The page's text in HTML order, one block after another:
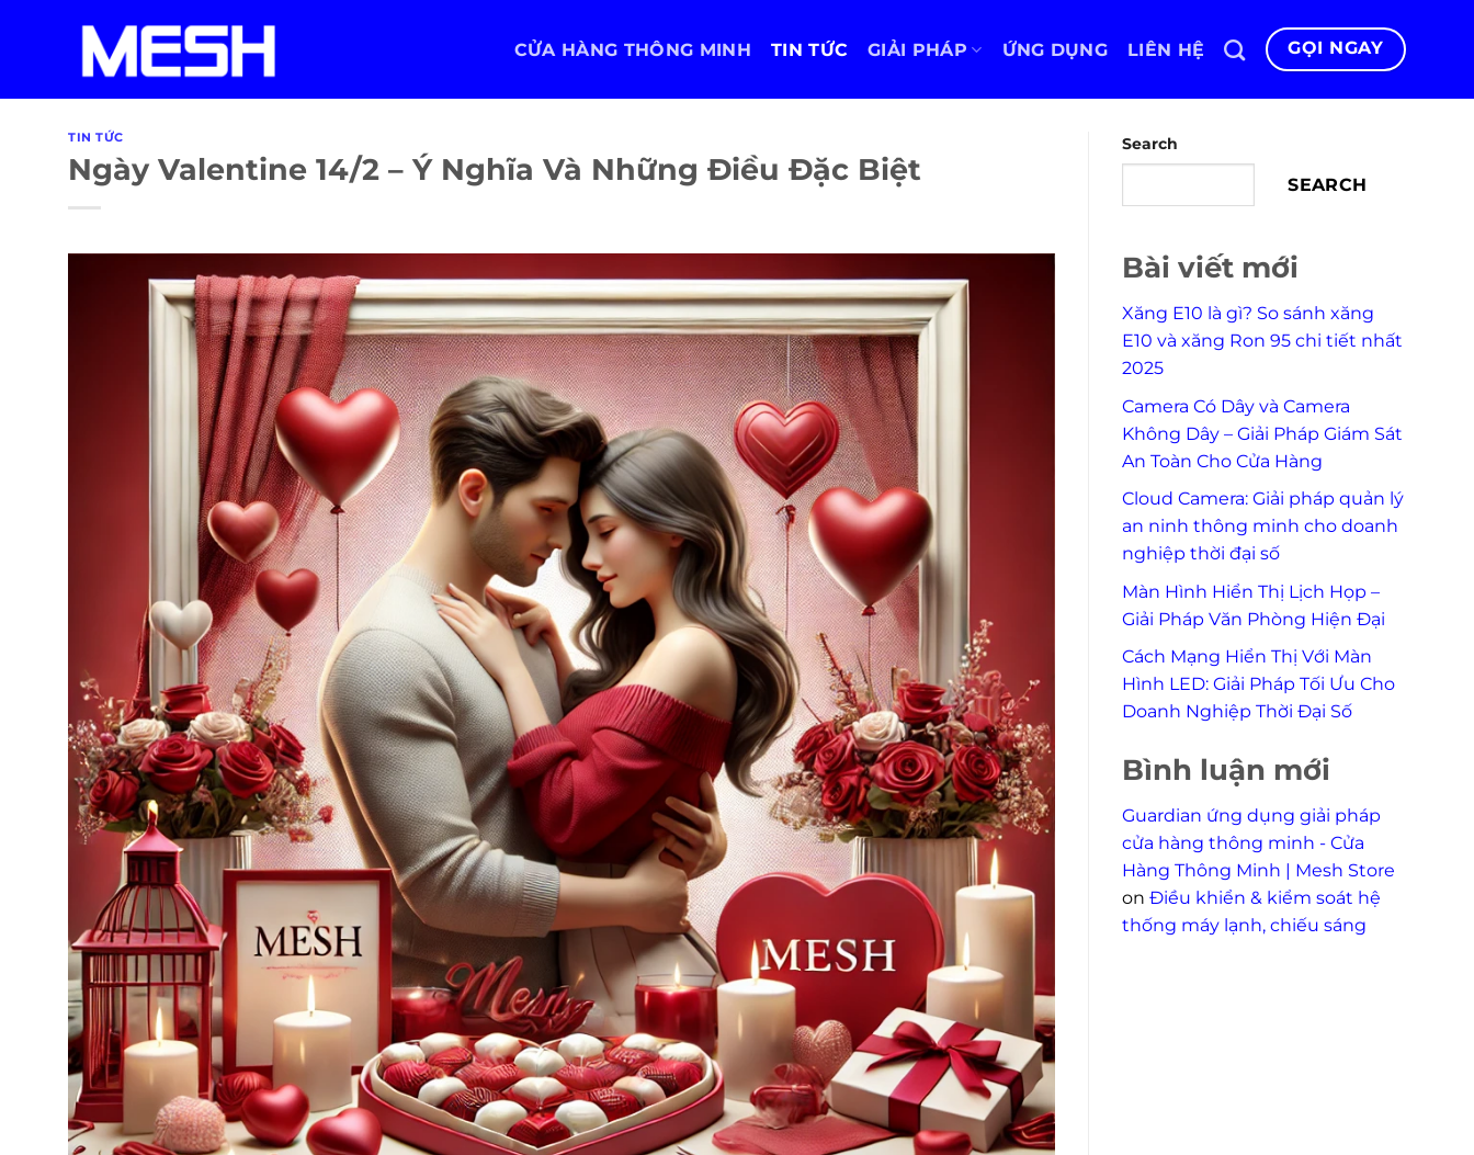
CỬA HÀNG THÔNG MINH TIN TỨC GIẢI PHÁP ỨNG DỤNG LIÊN HỆ GỌI NGAY
TIN TỨC
Ngày Valentine 14/2 – Ý Nghĩa Và Những Điều Đặc Biệt
Search
SEARCH
Bài viết mới
Xăng E10 là gì? So sánh xăng
E10 và xăng Ron 95 chi tiết nhất
2025
Camera Có Dây và Camera
Không Dây – Giải Pháp Giám Sát
An Toàn Cho Cửa Hàng
Cloud Camera: Giải pháp quản lý
an ninh thông minh cho doanh
nghiệp thời đại số
Màn Hình Hiển Thị Lịch Họp –
Giải Pháp Văn Phòng Hiện Đại
Cách Mạng Hiển Thị Với Màn
Hình LED: Giải Pháp Tối Ưu Cho
Doanh Nghiệp Thời Đại Số
Bình luận mới
Guardian ứng dụng giải pháp
cửa hàng thông minh - Cửa
Hàng Thông Minh | Mesh Store
on Điều khiển & kiểm soát hệ
thống máy lạnh, chiếu sáng